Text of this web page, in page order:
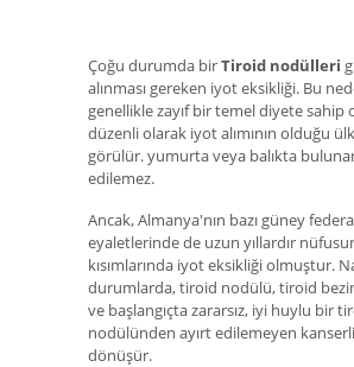
Çoğu durumda birTiroid nodülleri
alınması gereken iyot eksikliği. Bu
genellikle zayıf bir temel diyete sahip
düzenli olarak iyot alımının olduğu
görülür. yumurta veya balıkta
edilemez.
Ancak, Almanya'nın bazı güney
eyaletlerinde de uzun yıllardır
kısımlarında iyot eksikliği olmuştur.
durumlarda, tiroid nodülü, tiroid
ve başlangıçta zararsız, iyi huylu bir
nodülünden ayırt edilemeyen
dönüşür.